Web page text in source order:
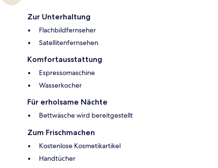
Zur Unterhaltung
Flachbildfernseher
Satellitenfernsehen
Komfortausstattung
Espressomaschine
Wasserkocher
Für erholsame Nächte
Bettwäsche wird bereitgestellt
Zum Frischmachen
Kostenlose Kosmetikartikel
Handtücher